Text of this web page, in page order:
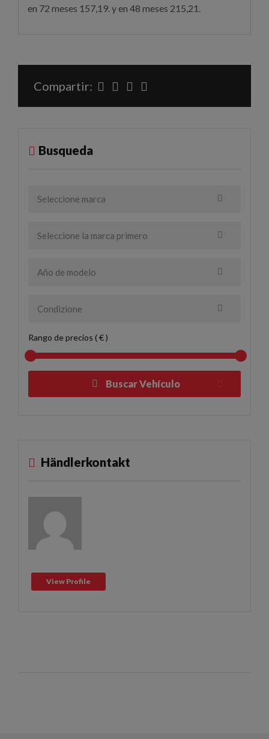
en 72 meses 157,19. y en 48 meses 215,21.
Compartir:
Busqueda
Rango de precios ( € )
Buscar Vehículo
Händlerkontakt
View Profile